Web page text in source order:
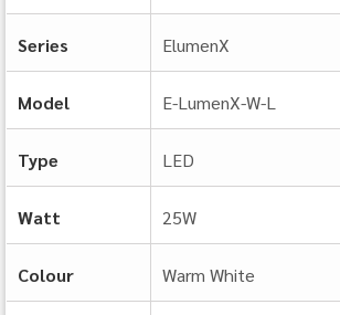
Series ElumenX
Model E‐LumenX‐W-L
Type LED
Watt 25W
Colour Warm White